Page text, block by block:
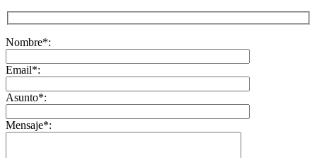
Nombre*:
Email*:
Asunto*:
Mensaje*: